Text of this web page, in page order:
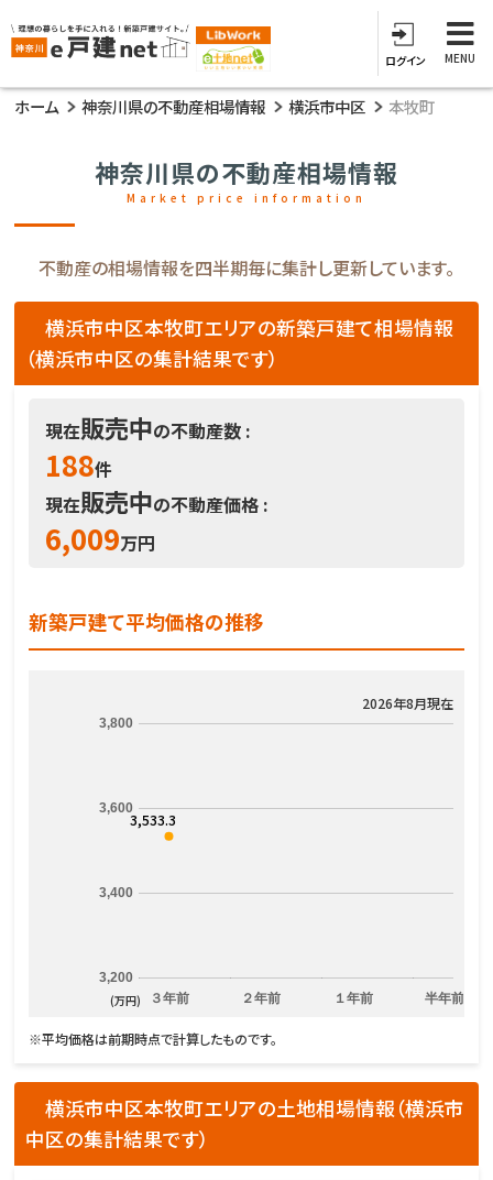
ログイン MENU
ホーム 神奈川県の不動産相場情報 横浜市中区 本牧町
神奈川県の不動産相場情報
Market price information
不動産の相場情報を四半期毎に集計し更新しています。
横浜市中区本牧町エリアの新築戸建て相場情報
（横浜市中区の集計結果です）
現在販売中の不動産数 :
188件
現在販売中の不動産価格 :
6,009万円
新築戸建て平均価格の推移
2026年8月現在
３年前 ２年前 １年前 半年前
3,200
3,400
3,600
3,800
3,533.3
(万円)
※平均価格は前期時点で計算したものです。
横浜市中区本牧町エリアの土地相場情報（横浜市
中区の集計結果です）